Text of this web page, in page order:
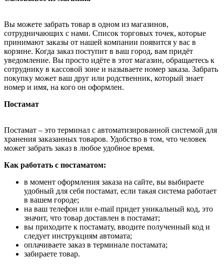
Вы можете забрать товар в одном из магазинов,
сотрудничающих с нами. Список торговых точек, которые
принимают заказы от нашей компании появится у вас в
корзине. Когда заказ поступит в ваш город, вам придёт
уведомление. Вы просто идёте в этот магазин, обращаетесь к
сотруднику в кассовой зоне и называете номер заказа. Забрать
покупку может ваш друг или родственник, который знает
номер и имя, на кого он оформлен.
Постамат
Постамат – это терминал с автоматизированной системой для
хранения заказанных товаров. Удобство в том, что человек
может забрать заказ в любое удобное время.
Как работать с постаматом:
в момент оформления заказа на сайте, вы выбираете
удобный для себя постамат, если такая система работает
в вашем городе;
на ваш телефон или e-mail придет уникальный код, это
значит, что товар доставлен в постамат;
вы приходите к постамату, вводите полученный код и
следует инструкциям автомата;
оплачиваете заказ в терминале постамата;
забираете товар.